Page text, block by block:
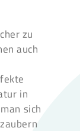
zu
auch
in
sich